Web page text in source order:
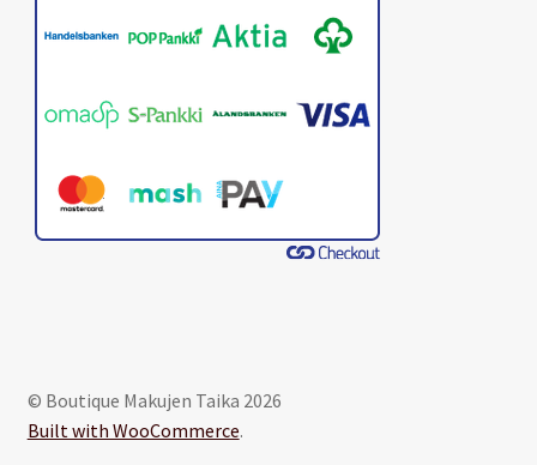
© Boutique Makujen Taika 2026
Built with WooCommerce.